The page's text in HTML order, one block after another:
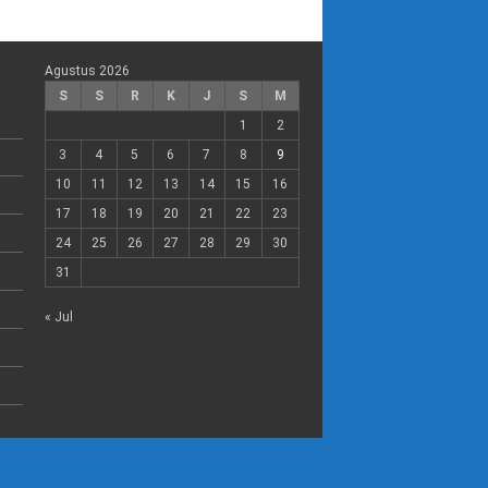
Agustus 2026
S
S R K J S
M
1
2
3
4 5 6 7 8
9
10
11 12 13 14 15
16
17
18 19 20 21 22
23
24
25 26 27 28 29
30
31
« Jul